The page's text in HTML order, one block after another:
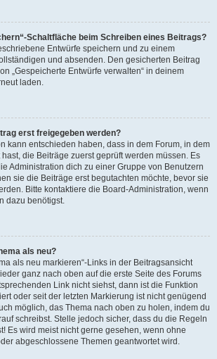
Schaltfläche beim Schreiben eines Beitrags?
Entwürfe speichern und zu einem
und absenden. Den gesicherten Beitrag
„Gespeicherte Entwürfe verwalten“ in deinem
laden.
erst freigegeben werden?
kann entschieden haben, dass in dem Forum, in dem
die Beiträge zuerst geprüft werden müssen. Es
Administration dich zu einer Gruppe von Benutzern
sie die Beiträge erst begutachten möchte, bevor sie
Bitte kontaktiere die Board-Administration, wenn
dazu benötigst.
als neu?
als neu markieren“-Links in der Beitragsansicht
ganz nach oben auf die erste Seite des Forums
Link nicht siehst, dann ist die Funktion
oder seit der letzten Markierung ist nicht genügend
möglich, das Thema nach oben zu holen, indem du
schreibst. Stelle jedoch sicher, dass du die Regeln
Es wird meist nicht gerne gesehen, wenn ohne
abgeschlossene Themen geantwortet wird.